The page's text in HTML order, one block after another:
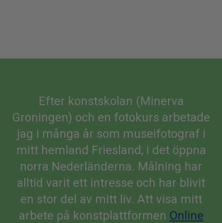
Efter konstskolan (Minerva
Groningen) och en fotokurs arbetade
jag i många år som museifotograf i
mitt hemland Friesland, i det öppna
norra Nederländerna. Målning har
alltid varit ett intresse och har blivit
en stor del av mitt liv. Att visa mitt
arbete på konstplattformen Online